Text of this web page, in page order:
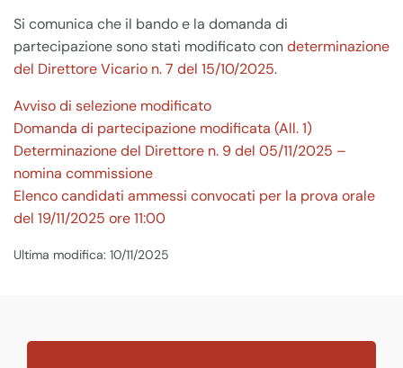
Si comunica che il bando e la domanda di
partecipazione sono stati modificato condeterminazione
del Direttore Vicario n. 7 del 15/10/2025.
Avviso di selezione modificato
Domanda di partecipazione modificata (All. 1)
Determinazione del Direttore n. 9 del 05/11/2025 –
nomina commissione
Elenco candidati ammessi convocati per la prova orale
del 19/11/2025 ore 11:00
Ultima modifica: 10/11/2025